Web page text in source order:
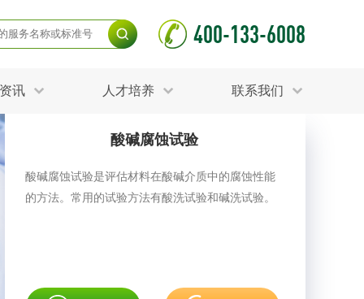
400-133-6008
讯 人才培养 联系我们
声环境与振动检测
杀灭试验
产品检测
析化验
场地检测
食品接触材料检测
可靠性测试
化妆品检测
光伏检测
酸碱腐蚀试验
酸碱腐蚀试验是评估材料在酸碱介质中的腐蚀性能
的方法。常用的试验方法有酸洗试验和碱洗试验。